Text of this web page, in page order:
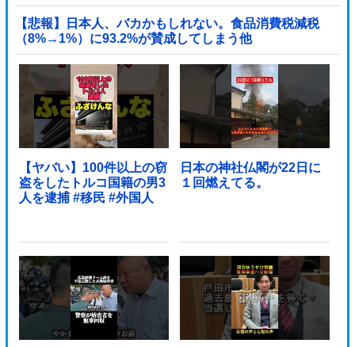
【悲報】日本人、バカかもしれない。食品消費税減税
（8%→1%）に93.2%が賛成してしまう他
【ヤバい】100件以上の窃
盗をしたトルコ国籍の男3
人を逮捕 #移民 #外国人
日本の神社仏閣が22日に
１回燃えてる。